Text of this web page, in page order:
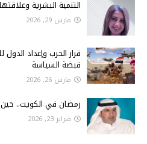
التنمية البشرية
مارس 29, 2026
قرار الحرب وإعداد
قبضة السياسة
مارس 26, 2026
رمضان في الكويت.. حين
فبراير 23, 2026